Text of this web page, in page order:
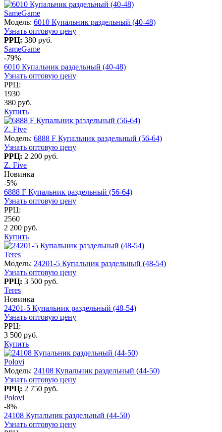
SameGame
Модель: 6010 Купальник раздельный (40-48)
Узнать оптовую цену
РРЦ: 380 руб.
SameGame
-79%
6010 Купальник раздельный (40-48)
Узнать оптовую цену
РРЦ:
1930
380 руб.
Купить
Z. Five
Модель: 6888 F Купальник раздельный (56-64)
Узнать оптовую цену
РРЦ: 2 200 руб.
Z. Five
Новинка
-5%
6888 F Купальник раздельный (56-64)
Узнать оптовую цену
РРЦ:
2560
2 200 руб.
Купить
Teres
Модель: 24201-5 Купальник раздельный (48-54)
Узнать оптовую цену
РРЦ: 3 500 руб.
Teres
Новинка
24201-5 Купальник раздельный (48-54)
Узнать оптовую цену
РРЦ:
3 500 руб.
Купить
Polovi
Модель: 24108 Купальник раздельный (44-50)
Узнать оптовую цену
РРЦ: 2 750 руб.
Polovi
-8%
24108 Купальник раздельный (44-50)
Узнать оптовую цену